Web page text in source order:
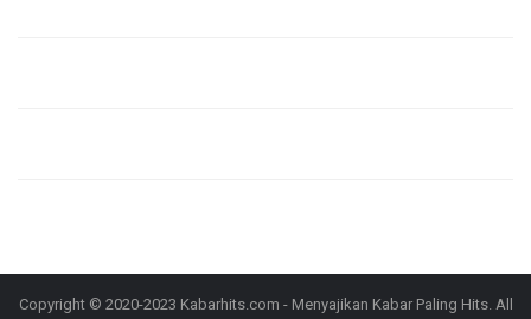
Copyright © 2020-2023 Kabarhits.com - Menyajikan Kabar Paling Hits. All